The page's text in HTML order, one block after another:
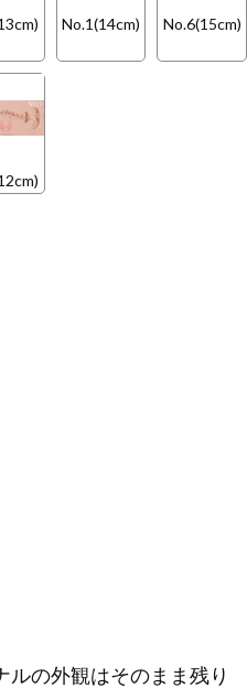
No.1(14cm) No.6(15cm)
の外観はそのまま残り